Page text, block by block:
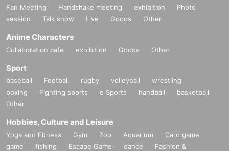
Fan Meeting Handshake meeting exhibition
Photo
session
Talk show Live Goods Other
Anime Characters
Collaboration cafe exhibition Goods Other
Sport
baseball Football rugby volleyball
wrestling
boxing
Fighting sports e Sports handball
basketball
Other
Hobbies, Culture and Leisure
Yoga and Fitness Gym Zoo Aquarium
Card game
game
fishing Escape Game dance
Fashion &